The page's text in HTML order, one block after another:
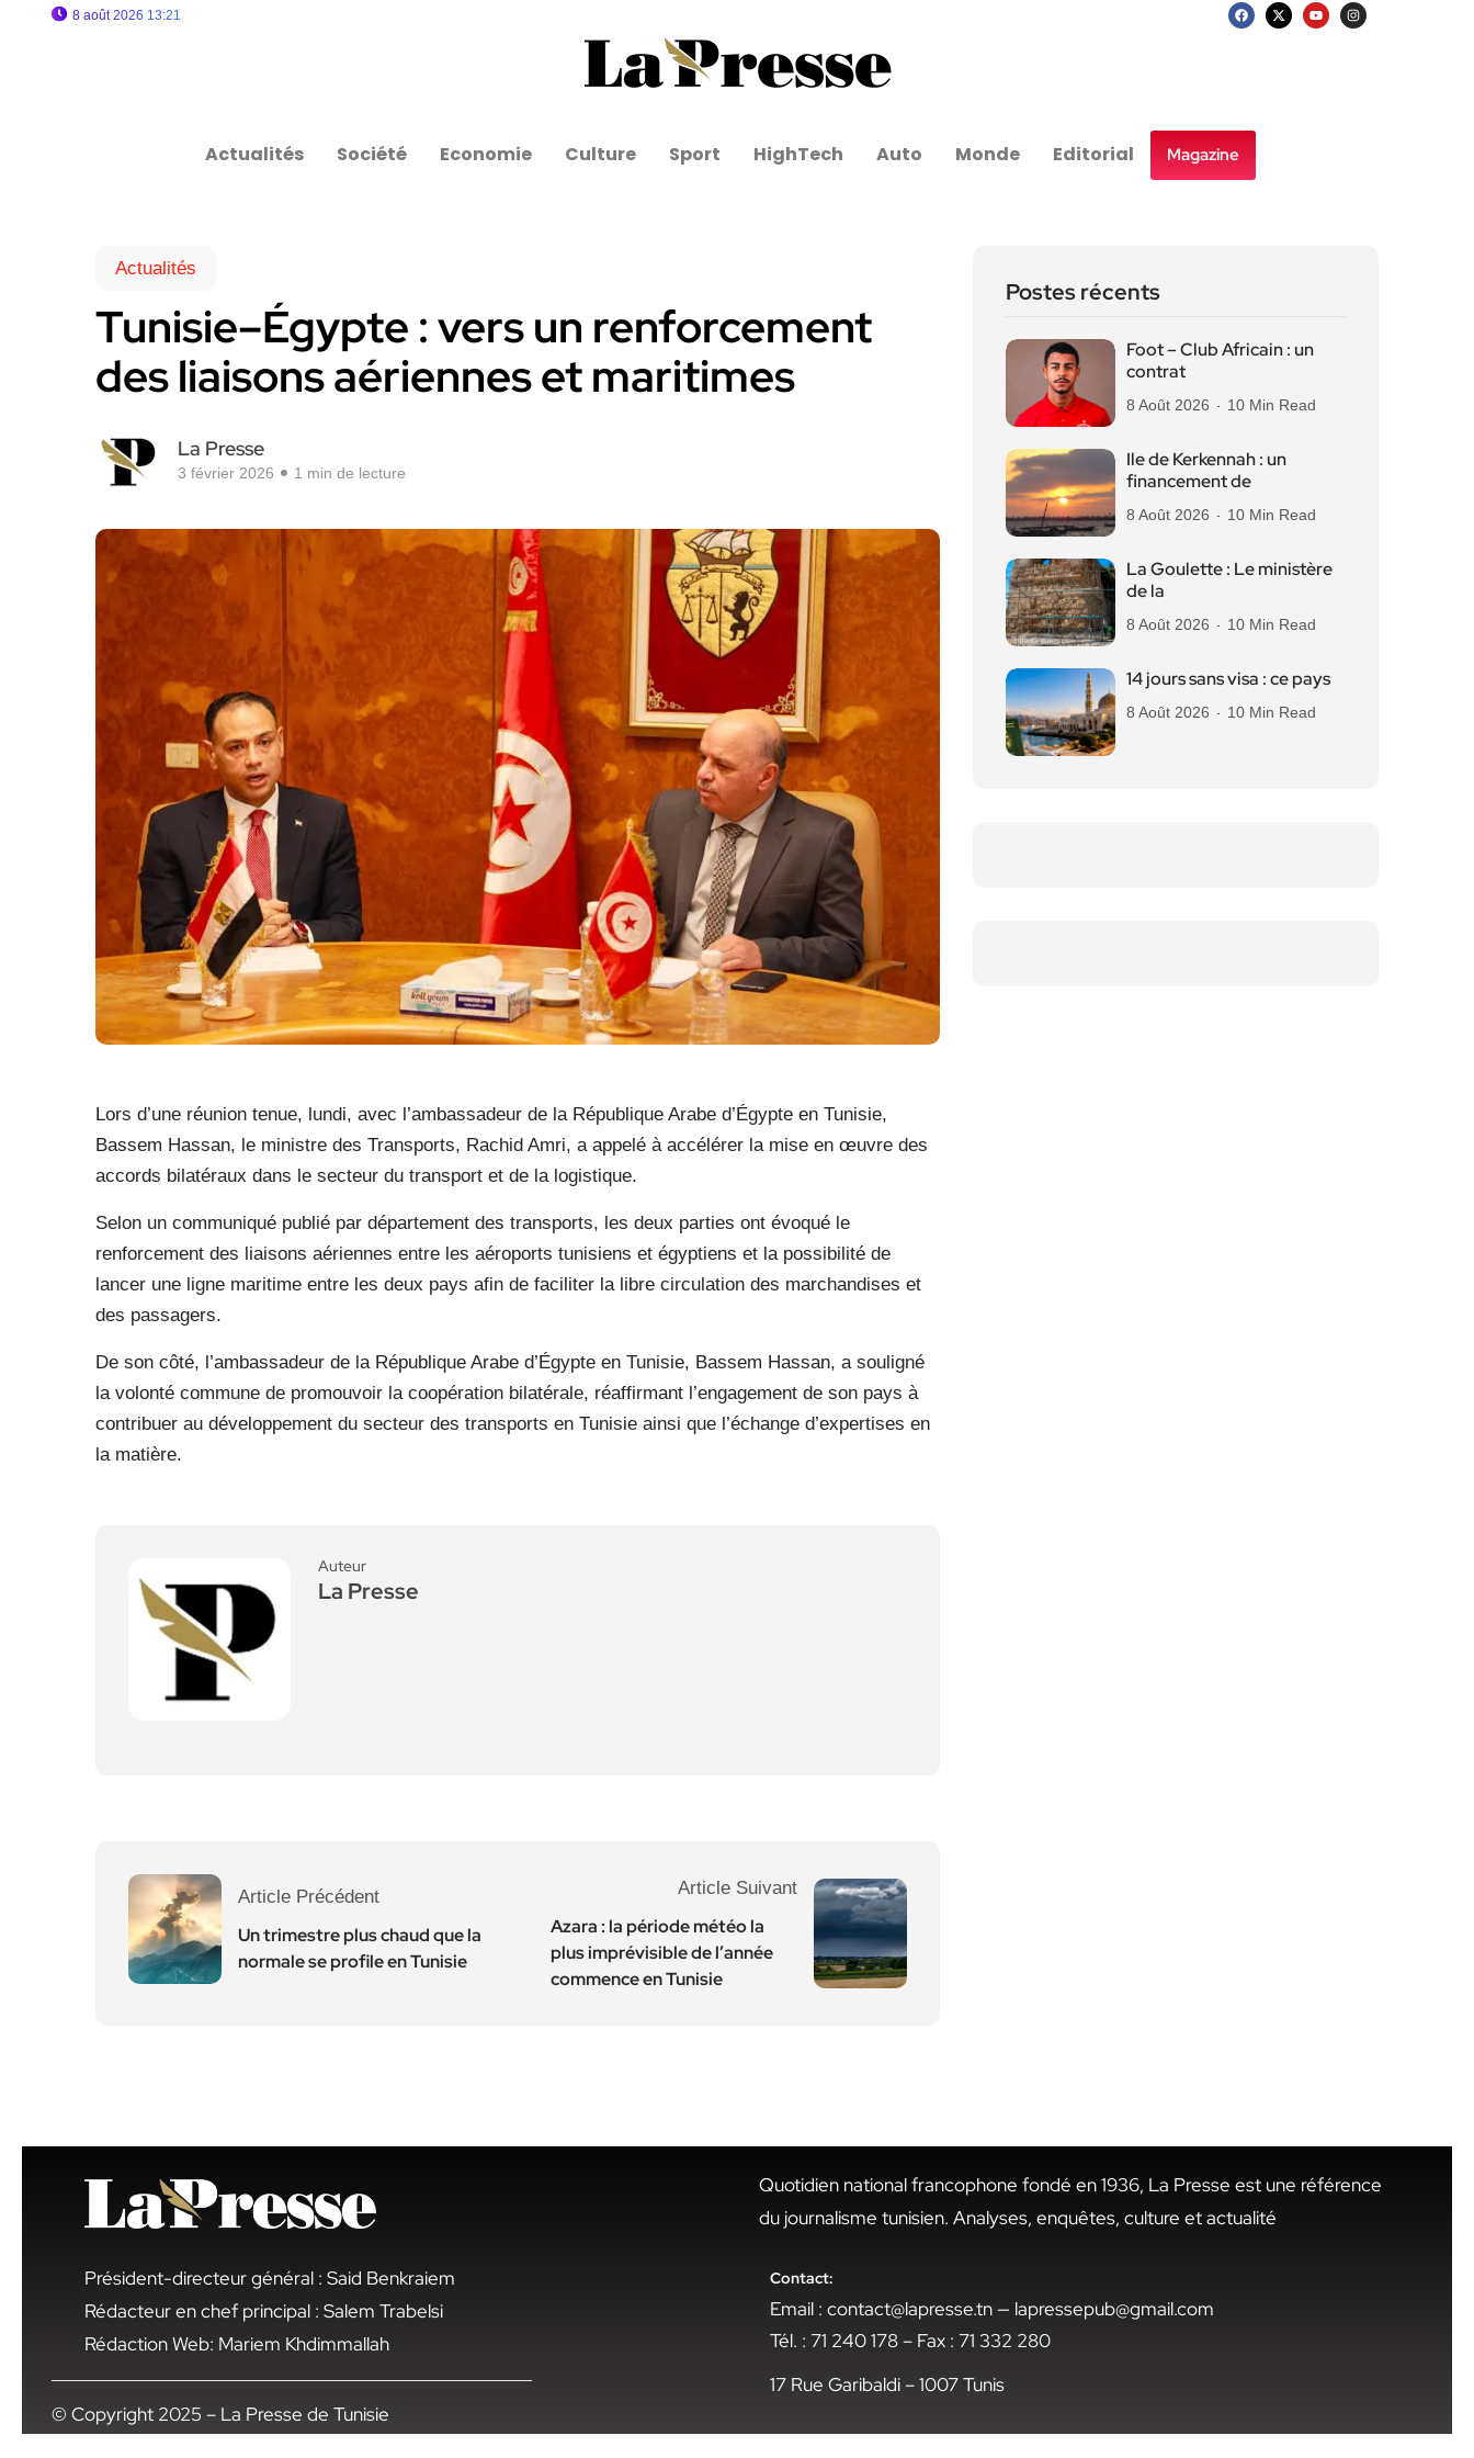
8 août 2026 13:21
Actualités Société Economie Culture Sport HighTech Auto Monde Editorial Magazine
Actualités
Tunisie–Égypte : vers un renforcement
des liaisons aériennes et maritimes
La Presse
3 février 2026 1 min de lecture
Lors d’une réunion tenue, lundi, avec l’ambassadeur de la République Arabe d’Égypte en Tunisie,
Bassem Hassan, le ministre des Transports, Rachid Amri, a appelé à accélérer la mise en œuvre des
accords bilatéraux dans le secteur du transport et de la logistique.
Selon un communiqué publié par département des transports, les deux parties ont évoqué le
renforcement des liaisons aériennes entre les aéroports tunisiens et égyptiens et la possibilité de
lancer une ligne maritime entre les deux pays afin de faciliter la libre circulation des marchandises et
des passagers.
De son côté, l’ambassadeur de la République Arabe d’Égypte en Tunisie, Bassem Hassan, a souligné
la volonté commune de promouvoir la coopération bilatérale, réaffirmant l’engagement de son pays à
contribuer au développement du secteur des transports en Tunisie ainsi que l’échange d’expertises en
la matière.
Auteur
La Presse
Article Précédent
Un trimestre plus chaud que la
normale se profile en Tunisie
Article Suivant
Azara : la période météo la
plus imprévisible de l’année
commence en Tunisie
Postes récents
Foot – Club Africain : un
contrat
8 Août 2026 10 Min Read
Ile de Kerkennah : un
financement de
8 Août 2026 10 Min Read
La Goulette : Le ministère
de la
8 Août 2026 10 Min Read
14 jours sans visa : ce pays
8 Août 2026 10 Min Read
Président-directeur général : Said Benkraiem
Rédacteur en chef principal : Salem Trabelsi
Rédaction Web: Mariem Khdimmallah
© Copyright 2025 – La Presse de Tunisie
Quotidien national francophone fondé en 1936, La Presse est une référence
du journalisme tunisien. Analyses, enquêtes, culture et actualité
Contact:
Email : contact@lapresse.tn — lapressepub@gmail.com
Tél. : 71 240 178 – Fax : 71 332 280
17 Rue Garibaldi – 1007 Tunis